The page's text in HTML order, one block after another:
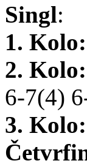
Singl:
1. Kolo:
2. Kolo:
6-7(4)
3. Kolo: